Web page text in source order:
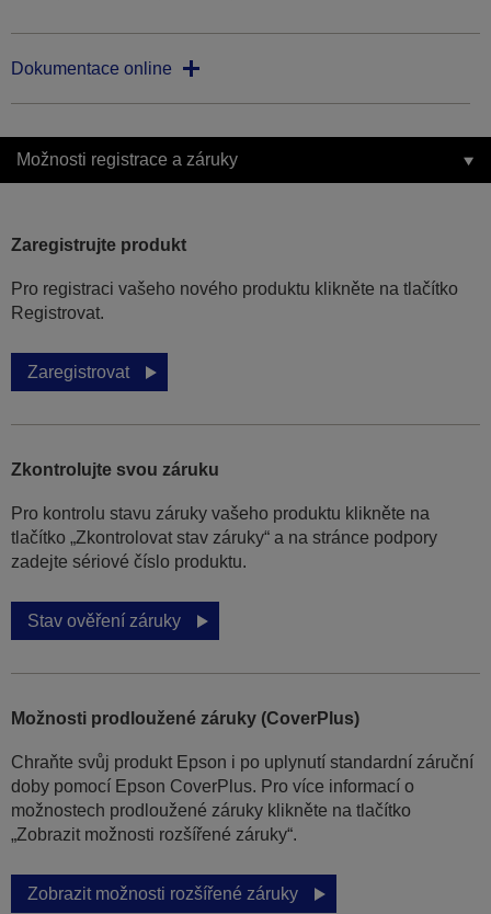
Dokumentace online
Možnosti registrace a záruky
Zaregistrujte produkt
Pro registraci vašeho nového produktu klikněte na tlačítko
Registrovat.
Zaregistrovat
Zkontrolujte svou záruku
Pro kontrolu stavu záruky vašeho produktu klikněte na
tlačítko „Zkontrolovat stav záruky“ a na stránce podpory
zadejte sériové číslo produktu.
Stav ověření záruky
Možnosti prodloužené záruky (CoverPlus)
Chraňte svůj produkt Epson i po uplynutí standardní záruční
doby pomocí Epson CoverPlus. Pro více informací o
možnostech prodloužené záruky klikněte na tlačítko
„Zobrazit možnosti rozšířené záruky“.
Zobrazit možnosti rozšířené záruky